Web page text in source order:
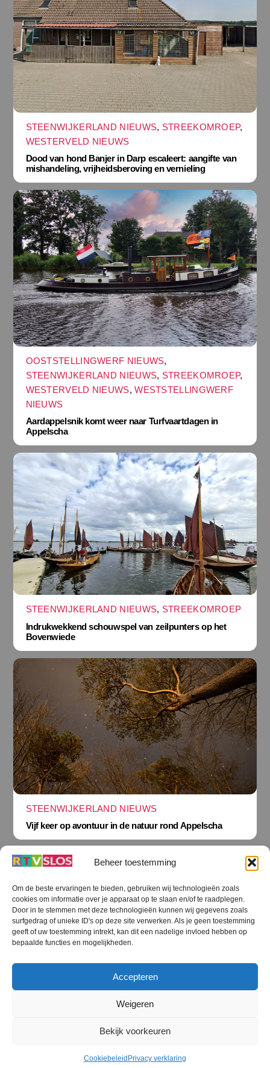
Beheer toestemming
Om de beste ervaringen te bieden, gebruiken wij technologieën zoals
cookies om informatie over je apparaat op te slaan en/of te raadplegen.
Door in te stemmen met deze technologieën kunnen wij gegevens zoals
surfgedrag of unieke ID's op deze site verwerken. Als je geen toestemming
geeft of uw toestemming intrekt, kan dit een nadelige invloed hebben op
bepaalde functies en mogelijkheden.
Accepteren
Weigeren
Bekijk voorkeuren
Cookiebeleid Privacy verklaring
STEENWIJKERLAND NIEUWS, STREEKOMROEP,
WESTERVELD NIEUWS
Dood van hond Banjer in Darp escaleert: aangifte van
mishandeling, vrijheidsberoving en vernieling
OOSTSTELLINGWERF NIEUWS,
STEENWIJKERLAND NIEUWS, STREEKOMROEP,
WESTERVELD NIEUWS,WESTSTELLINGWERF
NIEUWS
Aardappelsnik komt weer naar Turfvaartdagen in
Appelscha
STEENWIJKERLAND NIEUWS, STREEKOMROEP
Indrukwekkend schouwspel van zeilpunters op het
Bovenwiede
STEENWIJKERLAND NIEUWS
Vijf keer op avontuur in de natuur rond Appelscha
Terug
naar
boven
RTV SLOS
RTV SLOS ANBI